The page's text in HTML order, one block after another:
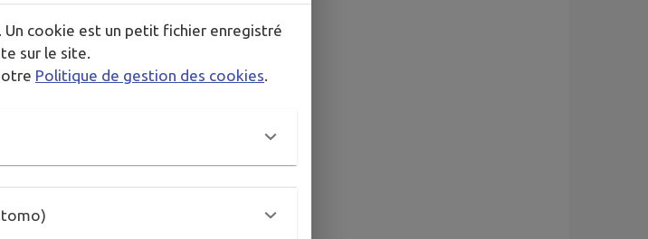
cookie est un petit fichier enregistré
sur le site.
Politique de gestion des cookies